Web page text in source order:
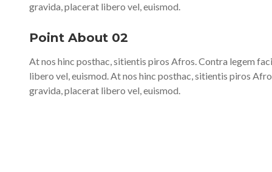
gravida, placerat libero vel, euismod.
Point About 02
At nos hinc posthac, sitientis piros Afros. Contra legem
libero vel, euismod. At nos hinc posthac, sitientis piros
gravida, placerat libero vel, euismod.